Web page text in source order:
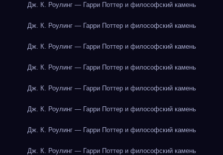
Дж. К. Роулинг — Гарри Поттер и философский камень
Дж. К. Роулинг — Гарри Поттер и философский камень
Дж. К. Роулинг — Гарри Поттер и философский камень
Дж. К. Роулинг — Гарри Поттер и философский камень
Дж. К. Роулинг — Гарри Поттер и философский камень
Дж. К. Роулинг — Гарри Поттер и философский камень
Дж. К. Роулинг — Гарри Поттер и философский камень
Дж. К. Роулинг — Гарри Поттер и философский камень